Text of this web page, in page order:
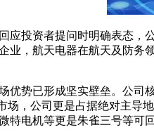
投资者提问时明确表态，
业，航天电器在航天及防
势已形成坚实壁垒。公司
场，公司更是占据绝对主
特电机等更是朱雀三号等可